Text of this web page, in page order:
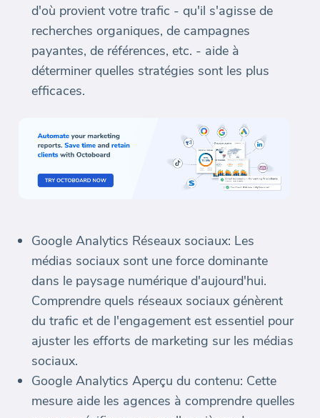
d'où provient votre trafic - qu'il s'agisse de
recherches organiques, de campagnes
payantes, de références, etc. - aide à
déterminer quelles stratégies sont les plus
efficaces.
Google Analytics Réseaux sociaux: Les
médias sociaux sont une force dominante
dans le paysage numérique d'aujourd'hui.
Comprendre quels réseaux sociaux génèrent
du trafic et de l'engagement est essentiel pour
ajuster les efforts de marketing sur les médias
sociaux.
Google Analytics Aperçu du contenu: Cette
mesure aide les agences à comprendre quelles